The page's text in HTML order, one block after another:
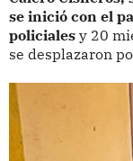
se inició con el
policialesy 20
se desplazaron